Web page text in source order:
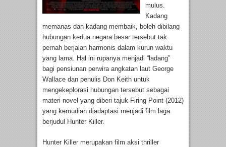
mulus.
Kadang
memanas dan kadang membaik, boleh dibilang
hubungan kedua negara besar tersebut tak
pernah berjalan harmonis dalam kurun waktu
yang lama. Hal ini rupanya menjadi “ladang”
bagi pensiunan perwira angkatan laut George
Wallace dan penulis Don Keith untuk
mengekeplorasi hubungan tersebut sebagai
materi novel yang diberi tajuk Firing Point (2012)
yang kemudian diadaptasi menjadi film laga
berjudul Hunter Killer.
Hunter Killer merupakan film aksi thriller